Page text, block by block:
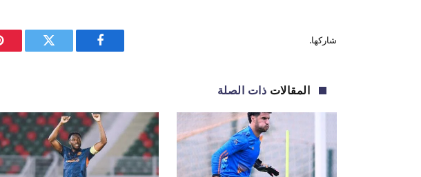
شاركها.
فيسبوك
تويتر
المقالات ذات الصلة